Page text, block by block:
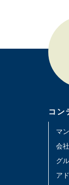
コン
マ
会
グ
ア